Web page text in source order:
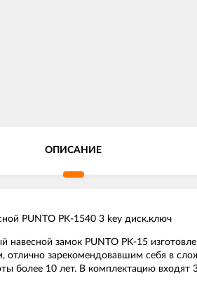
ОПИСАНИЕ
PUNTO PK-1540 3 key диск.ключ
навесной замок PUNTO PK-15
отлично зарекомендовавшим себя в
более 10 лет. В комплектацию